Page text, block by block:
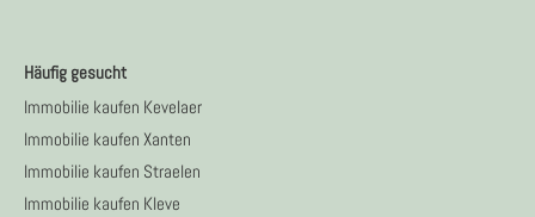
Häufig gesucht
Immobilie kaufen Kevelaer
Immobilie kaufen Xanten
Immobilie kaufen Straelen
Immobilie kaufen Kleve